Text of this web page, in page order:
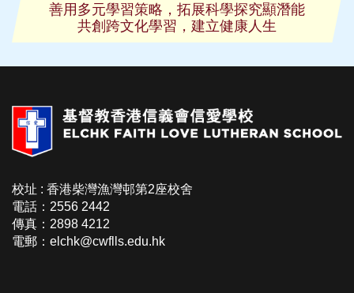
善用多元學習策略，拓展科學探究顯潛能
共創跨文化學習，建立健康人生
校址 : 香港柴灣漁灣邨第2座校舍
電話：2556 2442
傳真：2898 4212
電郵：elchk@cwflls.edu.hk